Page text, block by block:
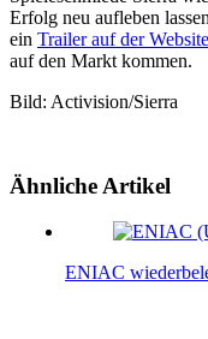
Erfolg neu aufleben
ein Trailer auf der Website
auf den Markt kommen.
Bild: Activision/Sierra
Ähnliche Artikel
ENIAC